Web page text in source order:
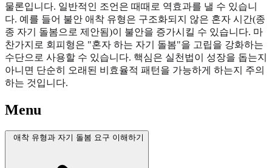
물론입니다. 일반적인 조언은 때때로 역효과를 낼 수 있습니
다. 예를 들어 불안 애착 유형은 구조화되지 않은 혼자 시간(종
종 자기 돌봄으로 제안됨)이 불안을 증가시킬 수 있습니다. 마
찬가지로 회피형은 "혼자 하는 자기 돌봄"을 고립을 강화하는
수단으로 사용할 수 있습니다. 핵심은 실천법이 성장을 돕는지
아니면 단순히 오래된 비효율적 패턴을 가능하게 하는지 주의
하는 것입니다.
Menu
애착 유형과 자기 돌봄 요구 이해하기